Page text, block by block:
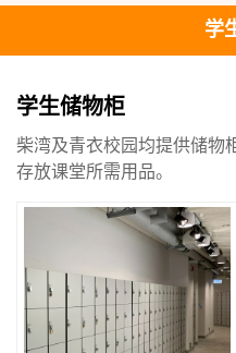
学
学生储物柜
柴湾及青衣校园均提供储物
存放课堂所需用品。